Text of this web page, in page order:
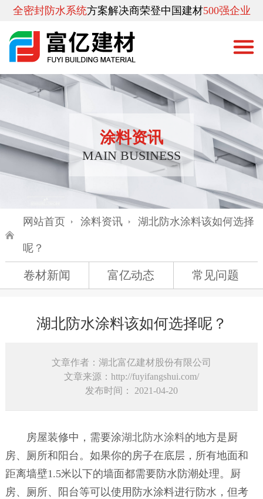
全密封防水系统方案解决商荣登中国建材500强企业
涂料资讯
MAIN BUSINESS
网站首页 涂料资讯 湖北防水涂料该如何选择
呢？
卷材新闻 富亿动态 常见问题
湖北防水涂料该如何选择呢？
文章作者：湖北富亿建材股份有限公司
文章来源：http://fuyifangshui.com/
发布时间： 2021-04-20
房屋装修中，需要涂湖北防水涂料的地方是厨
房、厕所和阳台。如果你的房子在底层，所有地面和
距离墙壁1.5米以下的墙面都需要防水防潮处理。厨
房、厕所、阳台等可以使用防水涂料进行防水，但考